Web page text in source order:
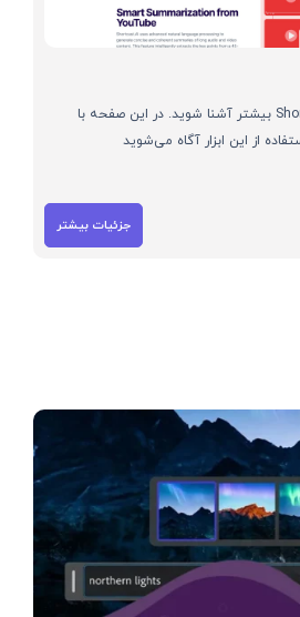
با هوش مصنوعی ShortCast.ai بیشتر آشنا شوید. در این صفحه با
از این ابزار آگاه می‌شوید
جزئیات بیشتر